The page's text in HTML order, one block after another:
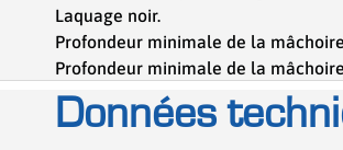
Laquage noir.
Profondeur minimale de la
Profondeur minimale de la
Données